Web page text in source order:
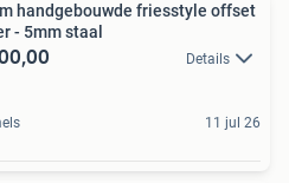
handgebouwde friesstyle offset
- 5mm staal
Details
11 jul 26